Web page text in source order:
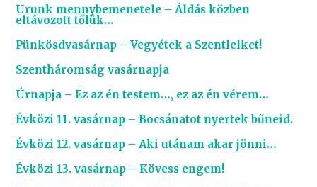
Urunk mennybemenetele – Áldás közben
eltávozott tőlük…
Pünkösdvasárnap – Vegyétek a Szentlelket!
Szentháromság vasárnapja
Úrnapja – Ez az én testem…, ez az én vérem…
Évközi 11. vasárnap – Bocsánatot nyertek bűneid.
Évközi 12. vasárnap – Aki utánam akar jönni…
Évközi 13. vasárnap – Kövess engem!